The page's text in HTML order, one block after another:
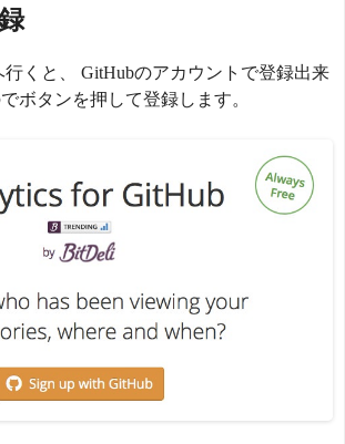
行くと、 GitHubのアカウントで登録出来
ボタンを押して登録します。